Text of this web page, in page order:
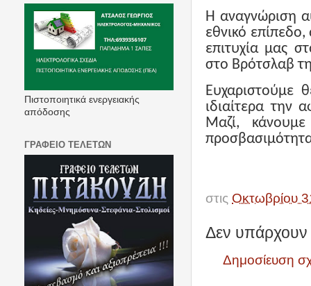
Η αναγνώριση
εθνικό επίπεδο,
επιτυχία μας
στο Βρότσλαβ
Ευχαριστούμε
ιδιαίτερα την
Μαζί,
στις Οκτωβρίου
Δεν υπάρχουν
Δημοσίευση
Πιστοποιητικά ενεργειακής
απόδοσης
ΓΡΑΦΕΙΟ ΤΕΛΕΤΩΝ